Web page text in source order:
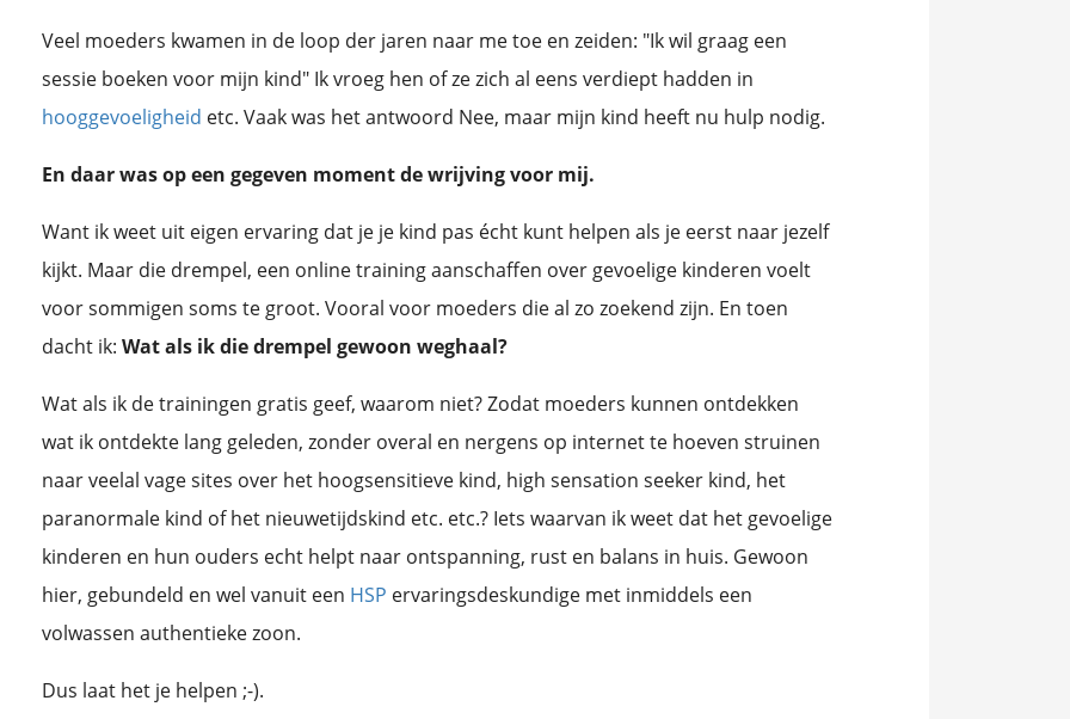
Veel moeders kwamen in de loop der jaren naar me toe en zeiden: "Ik wil graag een
sessie boeken voor mijn kind" Ik vroeg hen of ze zich al eens verdiept hadden in
hooggevoeligheid etc. Vaak was het antwoord Nee, maar mijn kind heeft nu hulp nodig.
En daar was op een gegeven moment de wrijving voor mij.
Want ik weet uit eigen ervaring dat je je kind pas écht kunt helpen als je eerst naar jezelf
kijkt. Maar die drempel, een online training aanschaffen over gevoelige kinderen voelt
voor sommigen soms te groot. Vooral voor moeders die al zo zoekend zijn. En toen
dacht ik: Wat als ik die drempel gewoon weghaal?
Wat als ik de trainingen gratis geef, waarom niet? Zodat moeders kunnen ontdekken
wat ik ontdekte lang geleden, zonder overal en nergens op internet te hoeven struinen
naar veelal vage sites over het hoogsensitieve kind, high sensation seeker kind, het
paranormale kind of het nieuwetijdskind etc. etc.? Iets waarvan ik weet dat het gevoelige
kinderen en hun ouders echt helpt naar ontspanning, rust en balans in huis. Gewoon
hier, gebundeld en wel vanuit een HSP ervaringsdeskundige met inmiddels een
volwassen authentieke zoon.
Dus laat het je helpen ;-).